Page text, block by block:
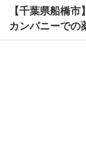
【千葉県船橋
カンパニーでの